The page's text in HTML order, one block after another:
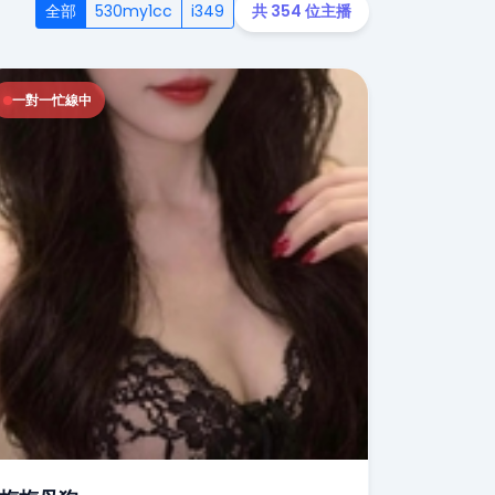
全部 530my1cc i349 共 354 位主播
一對一忙線中